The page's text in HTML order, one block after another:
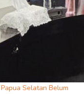
Selatan Belum